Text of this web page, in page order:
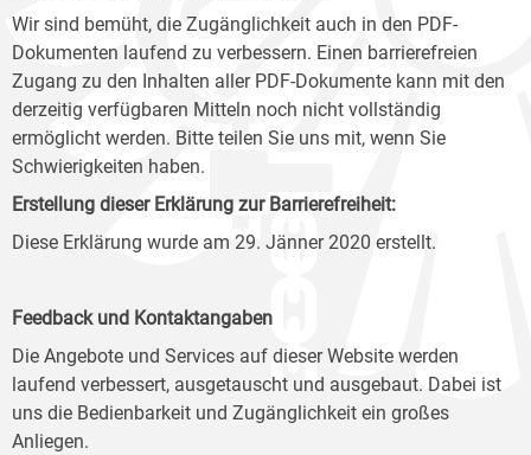
Wir sind bemüht, die Zugänglichkeit auch in den PDF-
Dokumenten laufend zu verbessern. Einen barrierefreien
Zugang zu den Inhalten aller PDF-Dokumente kann mit den
derzeitig verfügbaren Mitteln noch nicht vollständig
ermöglicht werden. Bitte teilen Sie uns mit, wenn Sie
Schwierigkeiten haben.
Erstellung dieser Erklärung zur Barrierefreiheit:
Diese Erklärung wurde am 29. Jänner 2020 erstellt.
Feedback und Kontaktangaben
Die Angebote und Services auf dieser Website werden
laufend verbessert, ausgetauscht und ausgebaut. Dabei ist
uns die Bedienbarkeit und Zugänglichkeit ein großes
Anliegen.